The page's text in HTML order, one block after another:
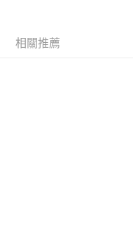
相關推薦